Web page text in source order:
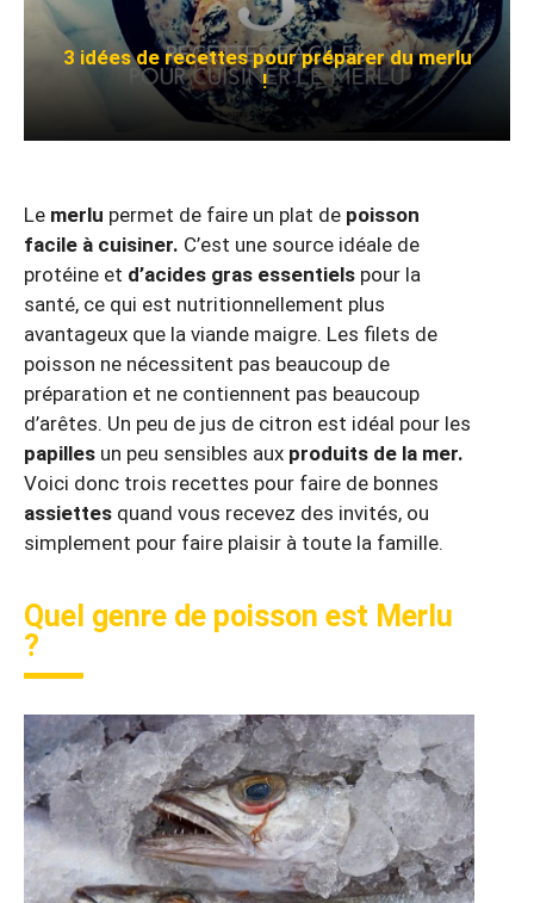
3 idées de recettes pour préparer du merlu
!
Le merlu permet de faire un plat de poisson
facile à cuisiner. C’est une source idéale de
protéine et d’acides gras essentiels pour la
santé, ce qui est nutritionnellement plus
avantageux que la viande maigre. Les filets de
poisson ne nécessitent pas beaucoup de
préparation et ne contiennent pas beaucoup
d’arêtes. Un peu de jus de citron est idéal pour les
papilles un peu sensibles aux produits de la mer.
Voici donc trois recettes pour faire de bonnes
assiettes quand vous recevez des invités, ou
simplement pour faire plaisir à toute la famille.
Quel genre de poisson est Merlu
?